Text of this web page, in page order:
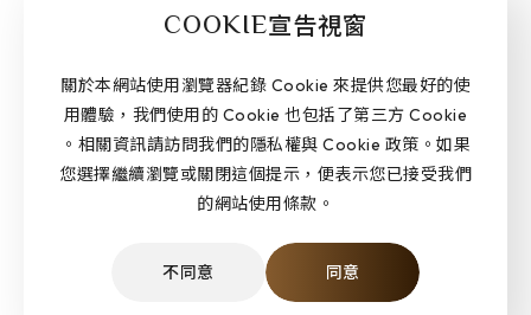
07 - 3120799SERVICE 週一至週五 / 9:00-18:00
COOKIE宣告視窗
關於本網站使用瀏覽器紀錄 Cookie 來提供您最好的使
用體驗，我們使用的 Cookie 也包括了第三方 Cookie
。相關資訊請訪問我們的隱私權與 Cookie 政策。如果
您選擇繼續瀏覽或關閉這個提示，便表示您已接受我們
的網站使用條款。
同意
不同意